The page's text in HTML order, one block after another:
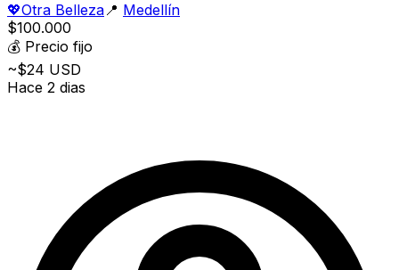
💖Otra Belleza📍 Medellín
$100.000
💰 Precio fijo
~$24 USD
Hace 2 dias